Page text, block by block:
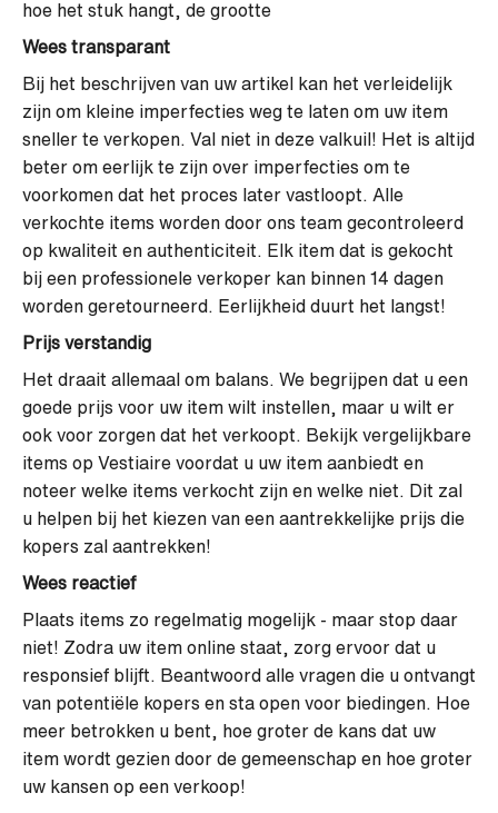
hoe het stuk hangt, de grootte
Wees transparant
Bij het beschrijven van uw artikel kan het verleidelijk
zijn om kleine imperfecties weg te laten om uw item
sneller te verkopen. Val niet in deze valkuil! Het is altijd
beter om eerlijk te zijn over imperfecties om te
voorkomen dat het proces later vastloopt. Alle
verkochte items worden door ons team gecontroleerd
op kwaliteit en authenticiteit. Elk item dat is gekocht
bij een professionele verkoper kan binnen 14 dagen
worden geretourneerd. Eerlijkheid duurt het langst!
Prijs verstandig
Het draait allemaal om balans. We begrijpen dat u een
goede prijs voor uw item wilt instellen, maar u wilt er
ook voor zorgen dat het verkoopt. Bekijk vergelijkbare
items op Vestiaire voordat u uw item aanbiedt en
noteer welke items verkocht zijn en welke niet. Dit zal
u helpen bij het kiezen van een aantrekkelijke prijs die
kopers zal aantrekken!
Wees reactief
Plaats items zo regelmatig mogelijk - maar stop daar
niet! Zodra uw item online staat, zorg ervoor dat u
responsief blijft. Beantwoord alle vragen die u ontvangt
van potentiële kopers en sta open voor biedingen. Hoe
meer betrokken u bent, hoe groter de kans dat uw
item wordt gezien door de gemeenschap en hoe groter
uw kansen op een verkoop!